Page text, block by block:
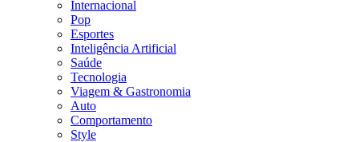
Internacional
Pop
Esportes
Inteligência Artificial
Saúde
Tecnologia
Viagem & Gastronomia
Auto
Comportamento
Style